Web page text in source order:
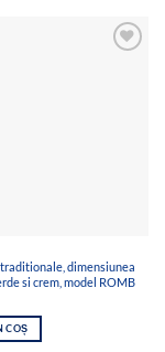
dimensiunea
si crem, model ROMB
COȘ